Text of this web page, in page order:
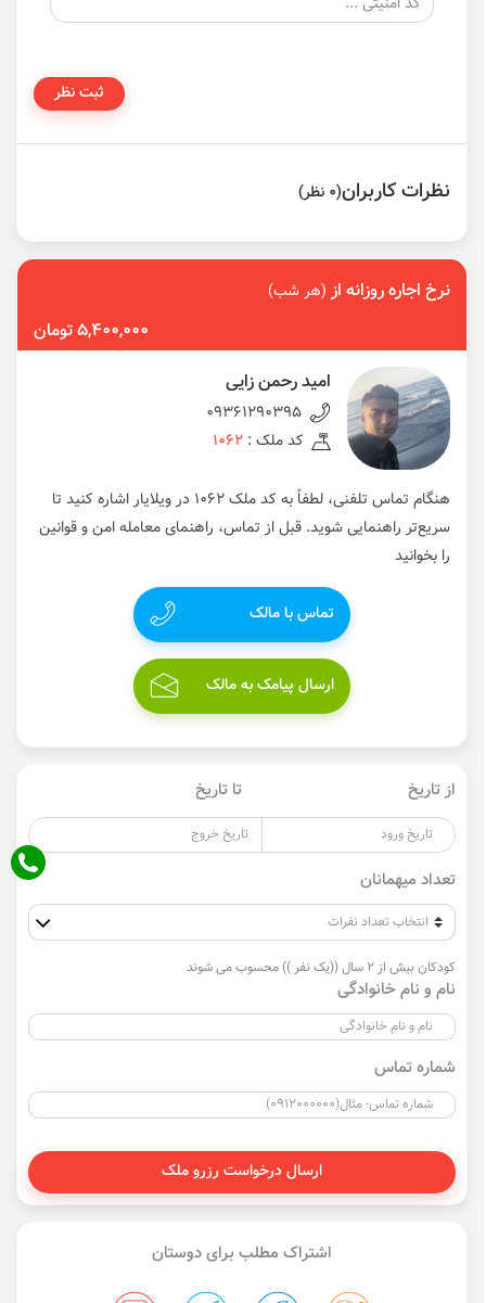
ثبت نظر
نظرات کاربران(0 نظر)
نرخ اجاره روزانه از(هر شب)
5,400,000 تومان
امید رحمن زایی
09361290395
کد ملک : 1062
هنگام تماس تلفنی، لطفاً به کد ملک 1062 در ویلایار اشاره کنید تا
سریع‌تر راهنمایی شوید. قبل از تماس، راهنمای معامله امن و قوانین
را بخوانید
تماس با مالک
ارسال پیامک به مالک
از تاریخ تا تاریخ
تعداد میهمانان
کودکان بیش از 2 سال ((یک نفر )) محسوب می شوند
نام و نام خانوادگی
شماره تماس
ارسال درخواست رزرو ملک
اشتراک مطلب برای دوستان